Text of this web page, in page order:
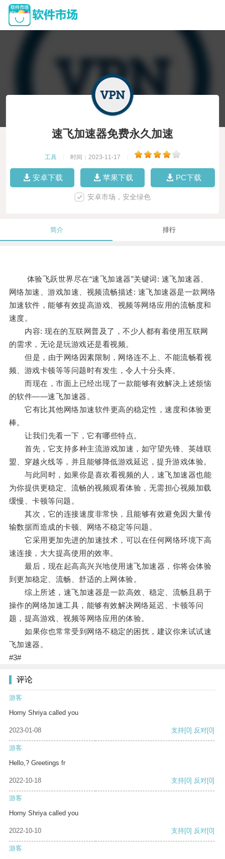
速飞加速器免费永久加速
工具 时间：2023-11-17
安卓下载 苹果下载 PC下载
安卓市场，安全绿色
简介 排行
体验飞跃世界尽在“速飞加速器”关键词: 速飞加速器、
网络加速、游戏加速、视频流畅描述: 速飞加速器是一款网络
加速软件，能够有效提高游戏、视频等网络应用的流畅度和
速度。
内容: 现在的互联网普及了，不少人都有着使用互联网
的需求，无论是玩游戏还是看视频。
但是，由于网络因素限制，网络连不上、不能流畅看视
频、游戏卡顿等等问题时有发生，令人十分头疼。
而现在，市面上已经出现了一款能够有效解决上述烦恼
的软件——速飞加速器。
它有比其他网络加速软件更高的稳定性，速度和体验更
棒。
让我们先看一下，它有哪些特点。
首先，它支持多种主流游戏加速，如守望先锋、英雄联
盟、穿越火线等，并且能够降低游戏延迟，提升游戏体验。
与此同时，如果你是喜欢看视频的人，速飞加速器也能
为你提供更稳定、流畅的视频观看体验，无需担心视频加载
缓慢、卡顿等问题。
其次，它的连接速度非常快，且能够有效避免因大量传
输数据而造成的卡顿、网络不稳定等问题。
它采用更加先进的加速技术，可以在任何网络环境下高
速连接，大大提高使用的效率。
最后，现在起高高兴兴地使用速飞加速器，你将会体验
到更加稳定、流畅、舒适的上网体验。
综上所述，速飞加速器是一款高效、稳定、流畅且易于
操作的网络加速工具，能够有效解决网络延迟、卡顿等问
题，提高游戏、视频等网络应用的体验。
如果你也常常受到网络不稳定的困扰，建议你来试试速
飞加速器。
#3#
评论
游客
Horny Shriya called you
2023-01-08 支持[0] 反对[0]
游客
Hello,? Greetings fr
2022-10-18 支持[0] 反对[0]
游客
Horny Shriya called you
2022-10-10 支持[0] 反对[0]
游客